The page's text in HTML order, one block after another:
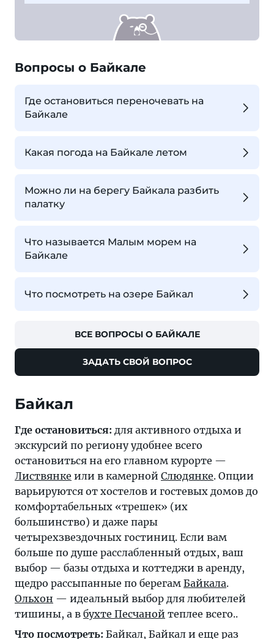
Вопросы о Байкале
Где остановиться переночевать на
Байкале
Какая погода на Байкале летом
Можно ли на берегу Байкала разбить
палатку
Что называется Малым морем на
Байкале
Что посмотреть на озере Байкал
ВСЕ ВОПРОСЫ О БАЙКАЛЕ
ЗАДАТЬ СВОЙ ВОПРОС
Байкал
Где остановиться: для активного отдыха и
экскурсий по региону удобнее всего
остановиться на его главном курорте —
Листвянке или в камерной Слюдянке. Опции
варьируются от хостелов и гостевых домов до
комфортабельных «трешек» (их
большинство) и даже пары
четырехзвездочных гостиниц. Если вам
больше по душе расслабленный отдых, ваш
выбор — базы отдыха и коттеджи в аренду,
щедро рассыпанные по берегам Байкала.
Ольхон — идеальный выбор для любителей
тишины, а в бухте Песчаной теплее всего..
Что посмотреть: Байкал, Байкал и еще раз